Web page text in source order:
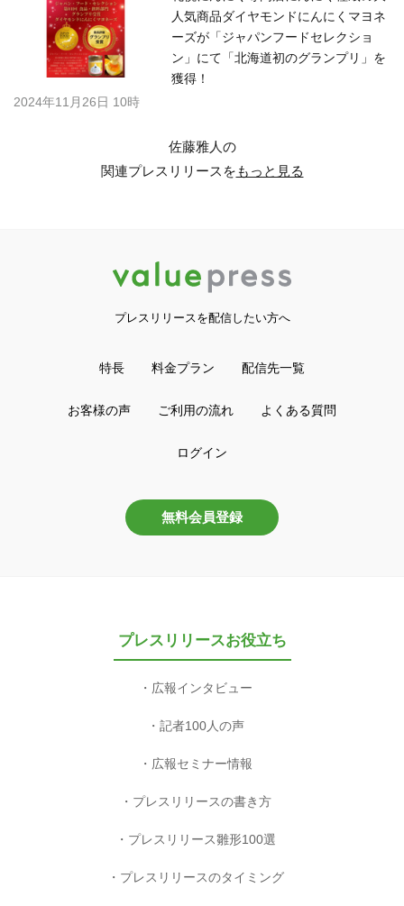
人気商品ダイヤモンドにんにくマヨネ
ーズが「ジャパンフードセレクショ
ン」にて「北海道初のグランプリ」を
獲得！
2024年11月26日 10時
佐藤雅人の
関連プレスリリースをもっと見る
プレスリリースを配信したい方へ
特長 料金プラン 配信先一覧
お客様の声 ご利用の流れ よくある質問
ログイン
無料会員登録
プレスリリースお役立ち
広報インタビュー
記者100人の声
広報セミナー情報
プレスリリースの書き方
プレスリリース雛形100選
プレスリリースのタイミング